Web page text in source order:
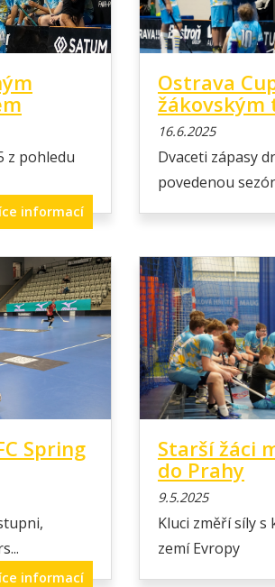
z pohledu
informací
Ostrava
žákovským
16.6.2025
Dvaceti zápasy
povedenou
Spring
informací
Starší žáci
do Prahy
9.5.2025
Kluci změří síly
zemí Evropy